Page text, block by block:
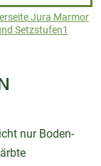
Jura Marmor
Setzstufen1
nur Boden-